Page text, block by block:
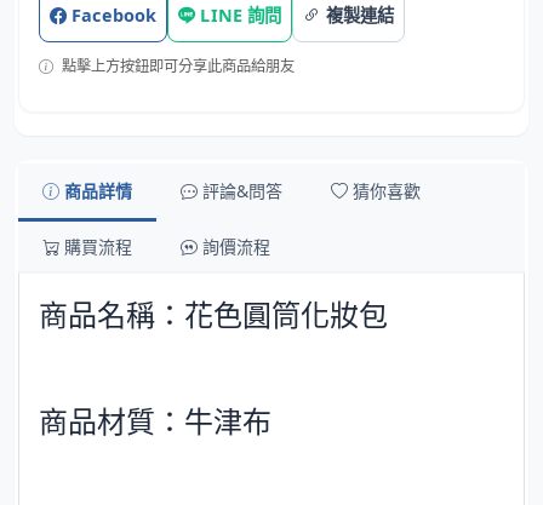
Facebook LINE 詢問 複製連結
點擊上方按鈕即可分享此商品給朋友
商品詳情 評論&問答 猜你喜歡
購買流程 詢價流程
商品名稱：花色圓筒化妝包
商品材質：牛津布